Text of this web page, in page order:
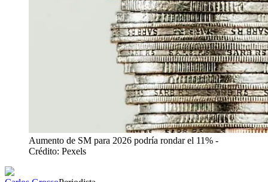
Aumento de SM para 2026 podría rondar el 11% -
Crédito: Pexels